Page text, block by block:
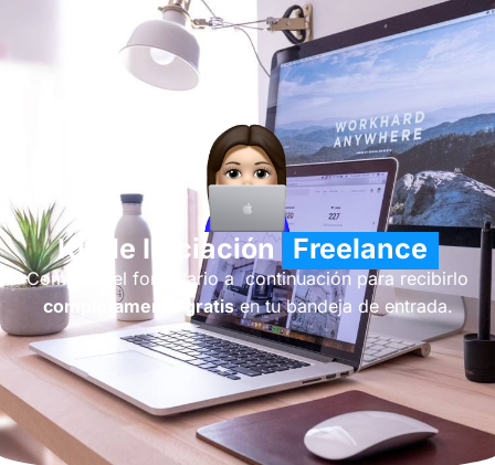
Kit de Iniciación Freelance
Completa el formulario a continuación para recibirlo
completamente gratisen tu bandeja de entrada.